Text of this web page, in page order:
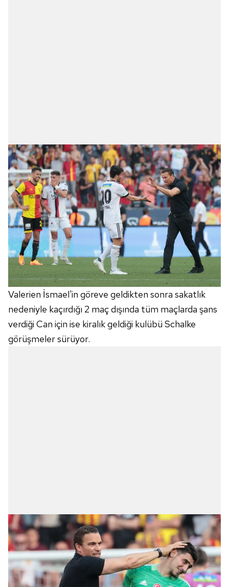
Valerien İsmael'in göreve geldikten sonra sakatlık
nedeniyle kaçırdığı 2 maç dışında tüm maçlarda şans
verdiği Can için ise kiralık geldiği kulübü Schalke
görüşmeler sürüyor.